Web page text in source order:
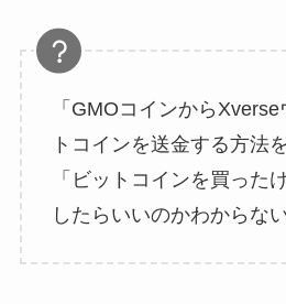
「GMOコインから
トコインを送金する方法
「ビットコインを買った
したらいいのかわからない